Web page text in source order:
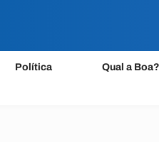
Política Qual a Boa?